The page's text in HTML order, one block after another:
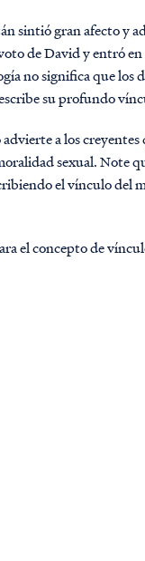
sintió gran afecto
de David y entró
no significa que los
su profundo
a los
sexual. Note
el vínculo
el concepto de